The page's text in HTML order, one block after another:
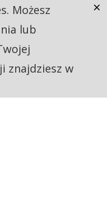
Możesz
lub
znajdziesz w
×